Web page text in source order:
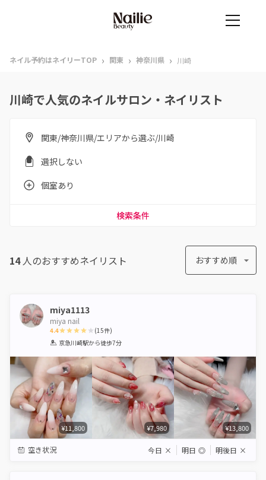
ネイル予約はネイリーTOP › 関東 › 神奈川県 › 川崎
川崎で人気のネイルサロン・ネイリスト
関東/神奈川県/エリアから選ぶ/川崎
選択しない
個室あり
検索条件
14人のおすすめネイリスト おすすめ順
miya1113
miya nail
4.4
1 2 3 4 5
(15件)
京急川崎駅から徒歩7分
¥11,800 ¥7,980 ¥13,800
空き状況 今日 × 明日 ◎ 明後日 ×